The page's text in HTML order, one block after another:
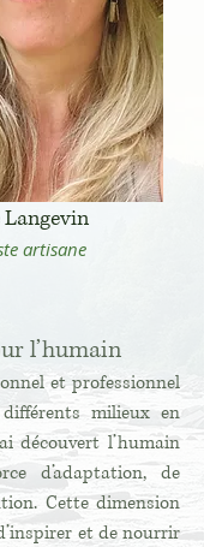
artisane
l’humain
et professionnel
différents milieux en
découvert l’humain
d’adaptation, de
Cette dimension
et de nourrir